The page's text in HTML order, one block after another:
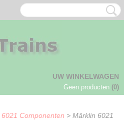
UW WINKELWAGEN
Geen producten (0)
6021 Componenten > Märklin 6021